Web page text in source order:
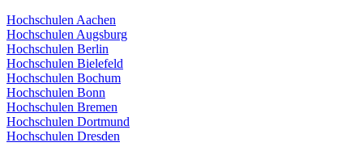
Hochschulen Aachen
Hochschulen Augsburg
Hochschulen Berlin
Hochschulen Bielefeld
Hochschulen Bochum
Hochschulen Bonn
Hochschulen Bremen
Hochschulen Dortmund
Hochschulen Dresden